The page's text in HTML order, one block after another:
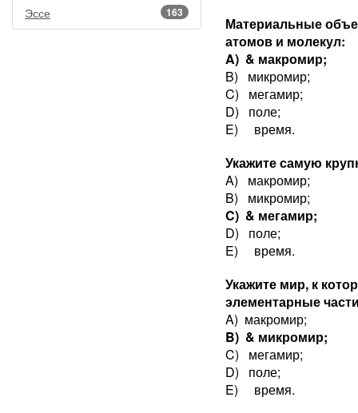
163
Эссе
Материальные
атомов и молекул:
A) & макромир;
B) микромир;
C) мегамир;
D) поле;
E) время.
Укажите самую
A) макромир;
B) микромир;
C) & мегамир;
D) поле;
E) время.
Укажите мир, к
элементарные
A) макромир;
B) & микромир;
C) мегамир;
D) поле;
E) время.